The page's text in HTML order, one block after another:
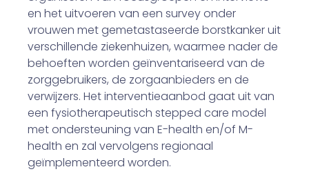
en het uitvoeren van een survey onder
vrouwen met gemetastaseerde borstkanker uit
verschillende ziekenhuizen, waarmee nader de
behoeften worden geïnventariseerd van de
zorggebruikers, de zorgaanbieders en de
verwijzers. Het interventieaanbod gaat uit van
een fysiotherapeutisch stepped care model
met ondersteuning van E-health en/of M-
health en zal vervolgens regionaal
geïmplementeerd worden.